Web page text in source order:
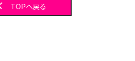
TOPへ戻る